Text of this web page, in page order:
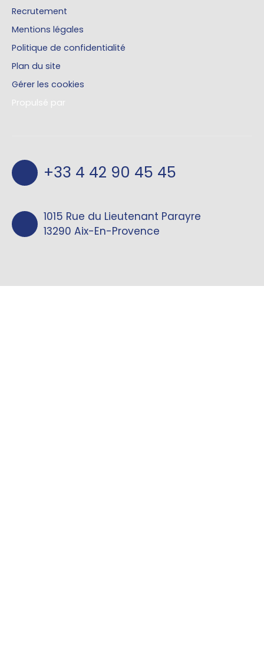
Recrutement
Mentions légales
Politique de confidentialité
Plan du site
Gérer les cookies
Propulsé par
+33 4 42 90 45 45
1015 Rue du Lieutenant Parayre
13290 Aix-En-Provence